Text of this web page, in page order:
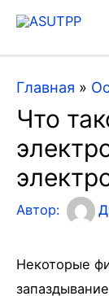
Главная »
Что
Автор:
Некоторые